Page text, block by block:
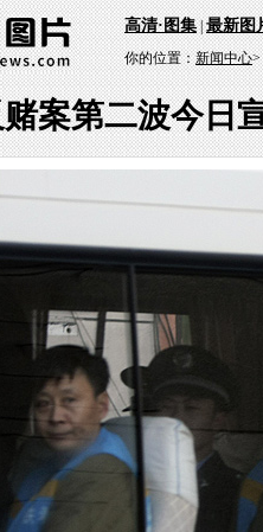
高清·图集|最新图
你的位置：新闻中心>
案第二波今日